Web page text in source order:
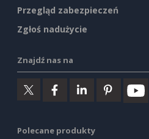
Przegląd zabezpieczeń
Zgłoś nadużycie
Znajdź nas na
Polecane produkty